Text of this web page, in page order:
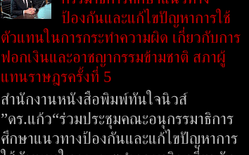
ป้องกันและแก้ไขปัญหาการใช้
ตัวแทนในการกระทำความผิด เกี่ยวกับการ
ฟอกเงินและอาชญากรรมข้ามชาติ สภาผู้
แทนราษฎรครั้งที่ 5
สำนักงานหนังสือพิมพ์ทันใจนิวส์
”ดร.แก้ว“ร่วมประชุมคณะอนุกรรมาธิการ
ศึกษาแนวทางป้องกันและแก้ไขปัญหาการ